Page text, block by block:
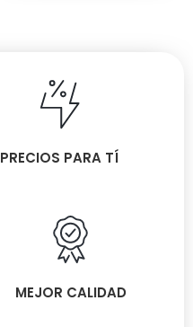
PRECIOS PARA TÍ
MEJOR CALIDAD